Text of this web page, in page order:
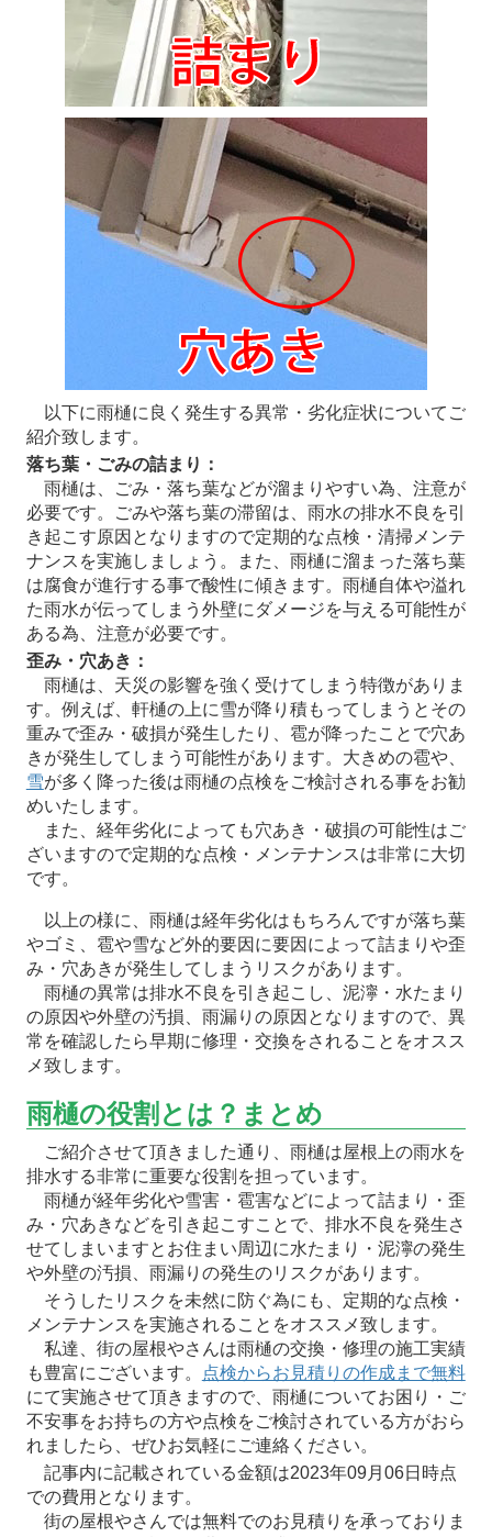
以下に雨樋に良く発生する異常・劣化症状についてご
紹介致します。
落ち葉・ごみの詰まり：
雨樋は、ごみ・落ち葉などが溜まりやすい為、注意が
必要です。ごみや落ち葉の滞留は、雨水の排水不良を引
き起こす原因となりますので定期的な点検・清掃メンテ
ナンスを実施しましょう。また、雨樋に溜まった落ち葉
は腐食が進行する事で酸性に傾きます。雨樋自体や溢れ
た雨水が伝ってしまう外壁にダメージを与える可能性が
ある為、注意が必要です。
歪み・穴あき：
雨樋は、天災の影響を強く受けてしまう特徴がありま
す。例えば、軒樋の上に雪が降り積もってしまうとその
重みで歪み・破損が発生したり、雹が降ったことで穴あ
きが発生してしまう可能性があります。大きめの雹や、
雪が多く降った後は雨樋の点検をご検討される事をお勧
めいたします。
また、経年劣化によっても穴あき・破損の可能性はご
ざいますので定期的な点検・メンテナンスは非常に大切
です。
以上の様に、雨樋は経年劣化はもちろんですが落ち葉
やゴミ、雹や雪など外的要因に要因によって詰まりや歪
み・穴あきが発生してしまうリスクがあります。
雨樋の異常は排水不良を引き起こし、泥濘・水たまり
の原因や外壁の汚損、雨漏りの原因となりますので、異
常を確認したら早期に修理・交換をされることをオスス
メ致します。
雨樋の役割とは？まとめ
ご紹介させて頂きました通り、雨樋は屋根上の雨水を
排水する非常に重要な役割を担っています。
雨樋が経年劣化や雪害・雹害などによって詰まり・歪
み・穴あきなどを引き起こすことで、排水不良を発生さ
せてしまいますとお住まい周辺に水たまり・泥濘の発生
や外壁の汚損、雨漏りの発生のリスクがあります。
そうしたリスクを未然に防ぐ為にも、定期的な点検・
メンテナンスを実施されることをオススメ致します。
私達、街の屋根やさんは雨樋の交換・修理の施工実績
も豊富にございます。
点検からお見積りの作成まで無料
にて実施させて頂きますので、雨樋についてお困り・ご
不安事をお持ちの方や点検をご検討されている方がおら
れましたら、ぜひお気軽にご連絡ください。
記事内に記載されている金額は2023年09月06日時点
での費用となります。
街の屋根やさんでは無料でのお見積りを承っておりま